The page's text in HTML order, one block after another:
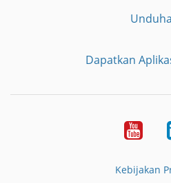
Dapatkan
Kebijakan